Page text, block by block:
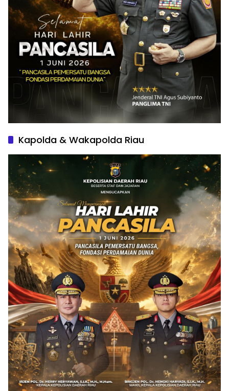
Kapolda & Wakapolda Riau